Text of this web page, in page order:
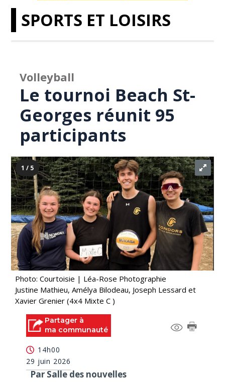
SPORTS ET LOISIRS
Volleyball
Le tournoi Beach St-
Georges réunit 95
participants
1 / 5
Photo: Courtoisie | Léa-Rose Photographie
Justine Mathieu, Amélya Bilodeau, Joseph Lessard et
Xavier Grenier (4x4 Mixte C )
Partager à
ma communauté
14h00
29 juin 2026
Par Salle des nouvelles